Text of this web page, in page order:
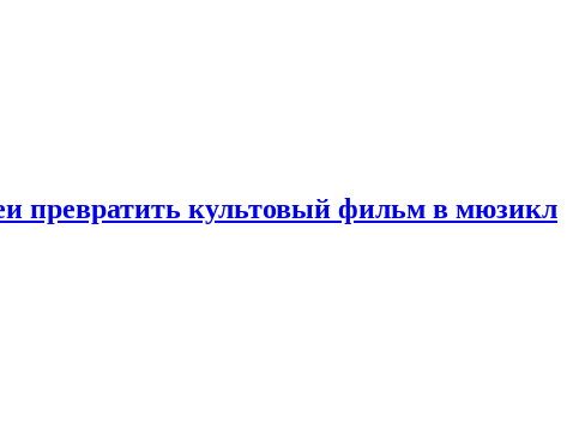
превратить культовый фильм в мюзикл